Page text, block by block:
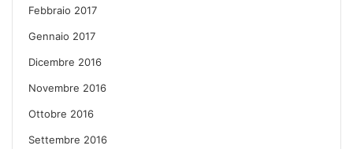
Febbraio 2017
Gennaio 2017
Dicembre 2016
Novembre 2016
Ottobre 2016
Settembre 2016